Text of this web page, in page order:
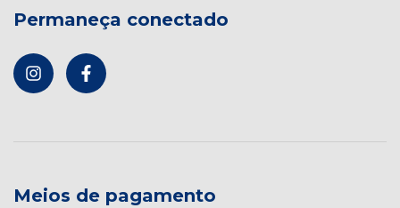
Permaneça conectado
Meios de pagamento